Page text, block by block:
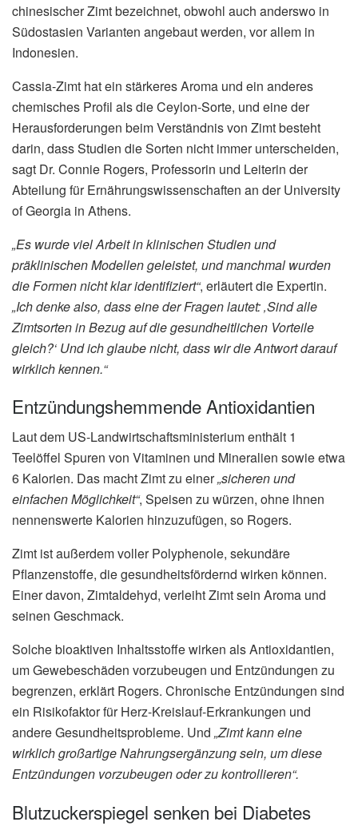
chinesischer Zimt bezeichnet, obwohl auch anderswo in
Südostasien Varianten angebaut werden, vor allem in
Indonesien.
Cassia-Zimt hat ein stärkeres Aroma und ein anderes
chemisches Profil als die Ceylon-Sorte, und eine der
Herausforderungen beim Verständnis von Zimt besteht
darin, dass Studien die Sorten nicht immer unterscheiden,
sagt Dr. Connie Rogers, Professorin und Leiterin der
Abteilung für Ernährungswissenschaften an der University
of Georgia in Athens.
„Es wurde viel Arbeit in klinischen Studien und
präklinischen Modellen geleistet, und manchmal wurden
die Formen nicht klar identifiziert“, erläutert die Expertin.
„Ich denke also, dass eine der Fragen lautet: ‚Sind alle
Zimtsorten in Bezug auf die gesundheitlichen Vorteile
gleich?‘ Und ich glaube nicht, dass wir die Antwort darauf
wirklich kennen.“
Entzündungshemmende Antioxidantien
Laut dem US-Landwirtschaftsministerium enthält 1
Teelöffel Spuren von Vitaminen und Mineralien sowie etwa
6 Kalorien. Das macht Zimt zu einer„sicheren und
einfachen Möglichkeit“, Speisen zu würzen, ohne ihnen
nennenswerte Kalorien hinzuzufügen, so Rogers.
Zimt ist außerdem voller Polyphenole, sekundäre
Pflanzenstoffe, die gesundheitsfördernd wirken können.
Einer davon, Zimtaldehyd, verleiht Zimt sein Aroma und
seinen Geschmack.
Solche bioaktiven Inhaltsstoffe wirken als Antioxidantien,
um Gewebeschäden vorzubeugen und Entzündungen zu
begrenzen, erklärt Rogers. Chronische Entzündungen sind
ein Risikofaktor für Herz-Kreislauf-Erkrankungen und
andere Gesundheitsprobleme. Und „Zimt kann eine
wirklich großartige Nahrungsergänzung sein, um diese
Entzündungen vorzubeugen oder zu kontrollieren“.
Blutzuckerspiegel senken bei Diabetes